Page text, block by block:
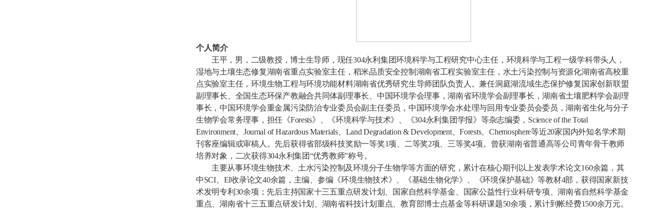
个人简介
王平，男， 二级教授，博士生导师，现任304永利集团环境科学与工程研究中心主任，环境科学与工程一级学科带头人，
湿地与土壤生态修复湖南省重点实验室主任，稻米品质安全控制湖南省工程实验室主任，水土污染控制与资源化湖南省高校重
点实验室主任，环境生物工程与环境功能材料湖南省优秀研究生导师团队负责人。兼任洞庭湖流域生态保护修复国家创新联盟
副理事长、全国生态环保产教融合共同体副理事长、中国环境学会理事，湖南省环境学会副理事长，湖南省土壤肥料学会副理
事长，中国环境学会重金属污染防治专业委员会副主任委员，中国环境学会水处理与回用专业委员会委员，湖南省生化与分子
生物学会常务理事，担任《Forests》、《环境科学与技术》、《304永利集团学报》等杂志编委， Science of the Total
Environment
Journal of Hazardous Materials、 Land Degradation & Development、Forests、Chemosphere等近20家国内外知名学术期
刊客座编辑或审稿人。先后获得省部级科技奖励一等奖1项、二等奖2项、三等奖4项。曾获湖南省普通高等公司青年骨干教师
培养对象，二次获得304永利集团“优秀教师”称号。
主要从事环境生物技术、土水污染控制及环境分子生物学等方面的研究， 累计在核心期刊以上发表学术论文160余篇， 其
中SCI、 EI收录论文40余篇，主编、参编《环境生物技术》、《基础生物化学》、《环境保护基础》等教材4部 ，获得国家新技
术发明专利 30余项； 先后主持国家十三五重点研发计划、国家自然科学基金、国家公益性行业科研专项、湖南省自然科学基金
重点、湖南省十三五重点研发计划、湖南省科技计划重点、教育部博士点基金等科研课题50余项，累计到帐经费1500余万元。